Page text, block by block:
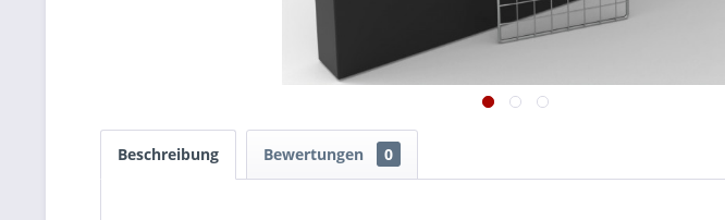
Beschreibung Bewertungen 0